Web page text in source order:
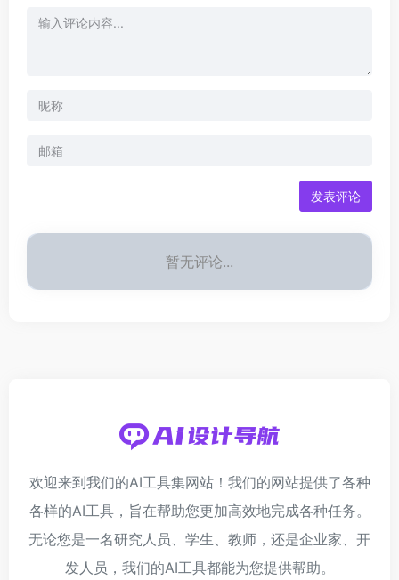
发表评论
暂无评论...
欢迎来到我们的AI工具集网站！我们的网站提供了各种
各样的AI工具，旨在帮助您更加高效地完成各种任务。
无论您是一名研究人员、学生、教师，还是企业家、开
发人员，我们的AI工具都能为您提供帮助。